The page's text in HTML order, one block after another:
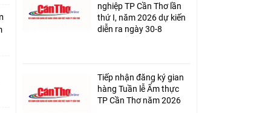
nghiệp TP Cần Thơ lần
thứ I, năm 2026 dự kiến
diễn ra ngày 30-8
Tiếp nhận đăng ký gian
hàng Tuần lễ Ẩm thực
TP Cần Thơ năm 2026